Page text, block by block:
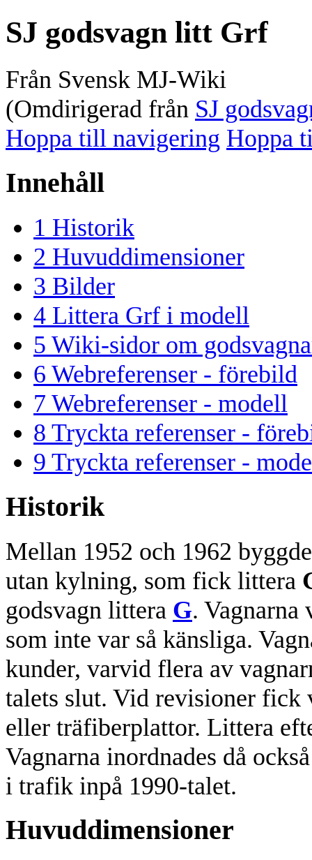
SJ godsvagn litt Grf
Från Svensk MJ-Wiki
(Omdirigerad från SJ
Hoppa till navigering Hoppa
Innehåll
1 Historik
2 Huvuddimensioner
3 Bilder
4 Littera Grf i modell
5 Wiki-sidor om
6 Webreferenser - förebild
7 Webreferenser - modell
8 Tryckta referenser -
9 Tryckta referenser -
Historik
Mellan 1952 och 1962
utan kylning, som fick littera
godsvagn littera G. Vagnarna
som inte var så känsliga.
kunder, varvid flera av
talets slut. Vid revisioner fick
eller träfiberplattor. Littera
Vagnarna inordnades då
i trafik inpå 1990-talet.
Huvuddimensioner